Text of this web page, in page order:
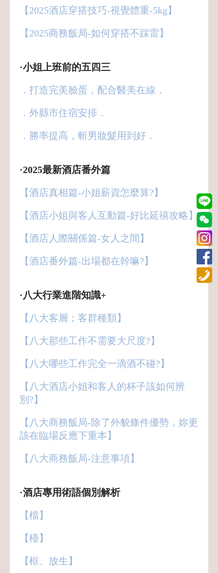
【2025酒店穿搭技巧-視覺體重-5kg】
【2025商務飯局-如何穿搭不踩雷】
·小姐上班前的五四三
．打造完美臉蛋，配合醫美在線．
．外縣市住宿安排．
．勝率提高，斬男妝髮用到好．
·2025最新酒店番外篇
【酒店真相篇-小姐薪資怎麼算?】
【酒店小姐與客人互動篇-好比延禧攻略】
【酒店人際關係篇-女人之間】
【酒店番外篇-出場都在幹嘛?】
·八大行業進階知識+
【八大客層；客群種類】
【八大那些工作不需要大尺度?】
【八大哪些工作完全一滴酒不碰?】
【八大酒店小姐和客人的杯子該如何辨
別?】
【八大商務飯局-除了外貌條件優勢，妳更
該在臨場反應下重本】
【八大商務飯局-注意事項】
·酒店專用術語個別解析
【檔】
【檯】
【框、放生】